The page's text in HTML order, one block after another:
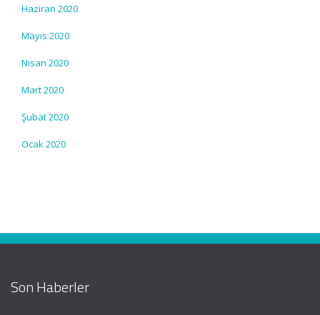
Haziran 2020
Mayıs 2020
Nisan 2020
Mart 2020
Şubat 2020
Ocak 2020
Son Haberler